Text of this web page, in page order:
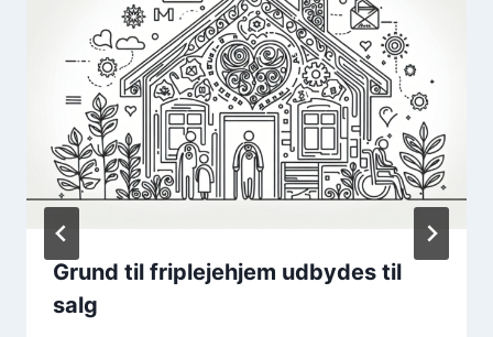
Grund til friplejehjem udbydes til
salg